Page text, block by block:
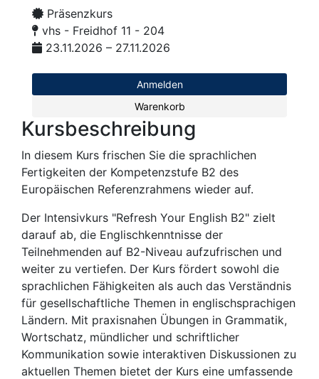
Präsenzkurs
vhs - Freidhof 11 - 204
23.11.2026 – 27.11.2026
Anmelden
Warenkorb
Kursbeschreibung
In diesem Kurs frischen Sie die sprachlichen
Fertigkeiten der Kompetenzstufe B2 des
Europäischen Referenzrahmens wieder auf.
Der Intensivkurs "Refresh Your English B2" zielt
darauf ab, die Englischkenntnisse der
Teilnehmenden auf B2-Niveau aufzufrischen und
weiter zu vertiefen. Der Kurs fördert sowohl die
sprachlichen Fähigkeiten als auch das Verständnis
für gesellschaftliche Themen in englischsprachigen
Ländern. Mit praxisnahen Übungen in Grammatik,
Wortschatz, mündlicher und schriftlicher
Kommunikation sowie interaktiven Diskussionen zu
aktuellen Themen bietet der Kurs eine umfassende